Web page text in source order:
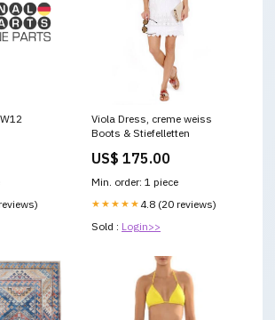
Viola Dress, creme weiss
Boots & Stiefelletten
US$ 175.00
Min. order: 1 piece
★★★★★ 4.8 (20 reviews)
Sold : Login>>